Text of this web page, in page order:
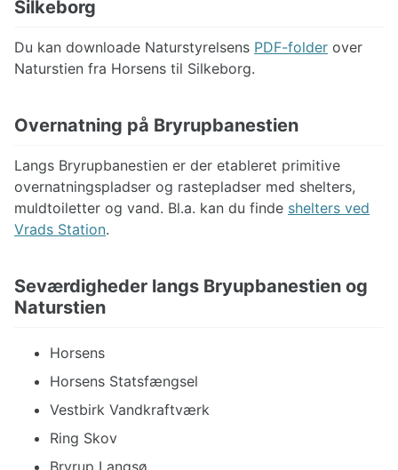
Silkeborg
Du kan downloade Naturstyrelsens PDF-folder over
Naturstien fra Horsens til Silkeborg.
Overnatning på Bryrupbanestien
Langs Bryrupbanestien er der etableret primitive
overnatningspladser og rastepladser med shelters,
muldtoiletter og vand. Bl.a. kan du finde shelters ved
Vrads Station.
Seværdigheder langs Bryupbanestien og
Naturstien
Horsens
Horsens Statsfængsel
Vestbirk Vandkraftværk
Ring Skov